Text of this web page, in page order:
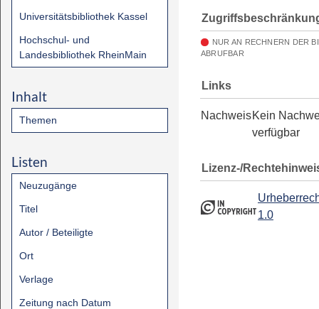
Universitätsbibliothek Kassel
Hochschul- und
Landesbibliothek RheinMain
Inhalt
Themen
Listen
Neuzugänge
Titel
Autor / Beteiligte
Ort
Verlage
Zeitung nach Datum
NUR AN RECHNERN DER
ABRUFBAR
Links
NachweisKein
verfügbar
Lizenz-/
1.0